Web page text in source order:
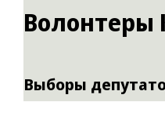
Волонтеры
Выборы